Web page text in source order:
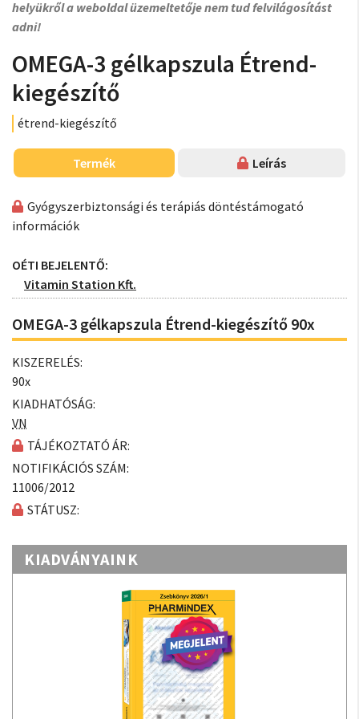
helyükről a weboldal üzemeltetője nem tud felvilágosítást
adni!
OMEGA-3 gélkapszula Étrend-
kiegészítő
étrend-kiegészítő
Termék Leírás
Gyógyszerbiztonsági és terápiás döntéstámogató
információk
OÉTI BEJELENTŐ:
Vitamin Station Kft.
OMEGA-3 gélkapszula Étrend-kiegészítő 90x
KISZERELÉS:
90x
KIADHATÓSÁG:
VN
TÁJÉKOZTATÓ ÁR:
NOTIFIKÁCIÓS SZÁM:
11006/2012
STÁTUSZ:
KIADVÁNYAINK